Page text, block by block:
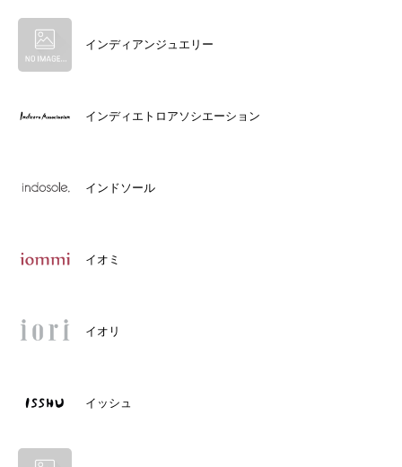
インディアンジュエリー
インディエトロアソシエーション
インドソール
イオミ
イオリ
イッシュ